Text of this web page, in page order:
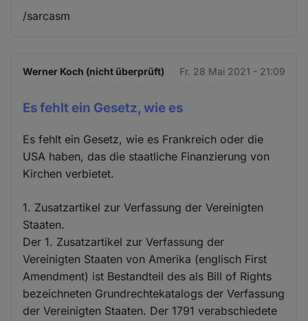
/sarcasm
Werner Koch (nicht überprüft) Fr. 28 Mai 2021 - 21:09
Es fehlt ein Gesetz, wie es
Es fehlt ein Gesetz, wie es Frankreich oder die
USA haben, das die staatliche Finanzierung von
Kirchen verbietet.
1. Zusatzartikel zur Verfassung der Vereinigten
Staaten.
Der 1. Zusatzartikel zur Verfassung der
Vereinigten Staaten von Amerika (englisch First
Amendment) ist Bestandteil des als Bill of Rights
bezeichneten Grundrechtekatalogs der Verfassung
der Vereinigten Staaten. Der 1791 verabschiedete